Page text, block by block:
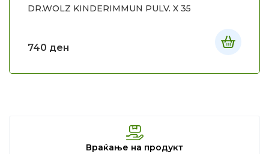
DR.WOLZ KINDERIMMUN PULV. X 35
740 ден
Враќање на продукт